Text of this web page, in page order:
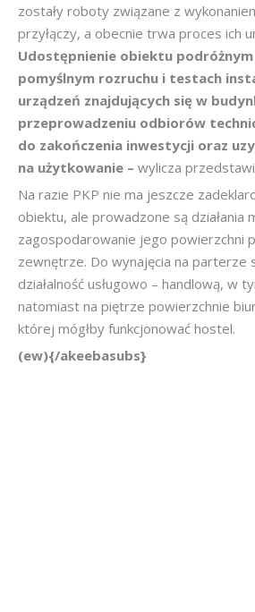
zostały roboty związane z
przyłączy, a obecnie trwa proces ich
Udostępnienie obiektu
pomyślnym rozruchu i testach
urządzeń znajdujących się w
przeprowadzeniu odbiorów
do zakończenia inwestycji oraz
na użytkowanie – wylicza
Na razie PKP nie ma jeszcze
obiektu, ale prowadzone są działania
zagospodarowanie jego powierzchni
zewnętrze. Do wynajęcia na parterze
działalność usługowo – handlową, w
natomiast na piętrze powierzchnie
której mógłby funkcjonować hostel.
(ew){/akeebasubs}